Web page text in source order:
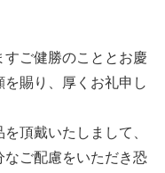
ご健勝のこととお慶
賜り、厚くお礼申し
頂戴いたしまして、
ご配慮をいただき恐